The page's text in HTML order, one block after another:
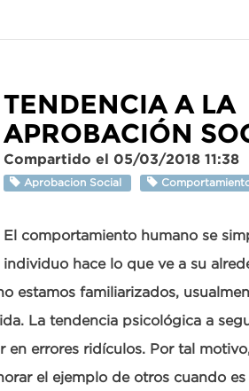
TENDENCIA A LA
APROBACIÓN
Compartido el 05/03/2018 11:38
Aprobacion Social
El comportamiento humano se
individuo hace lo que ve a su
estamos familiarizados,
La tendencia psicológica a
en errores ridículos. Por tal
el ejemplo de otros cuando